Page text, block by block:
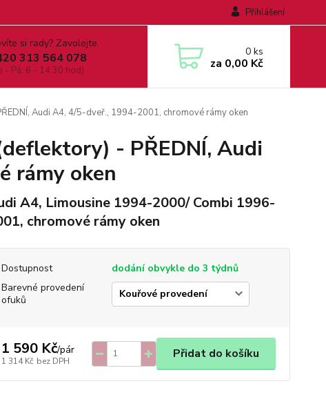
Přihlášení
si rady? Zavolejte.
313 564 078
- Pá: 6 - 14:30 hod)
0ks
za 0,00 Kč
Audi A4, 4/5-dveř., 1994-2001, chromové rámy oken
- PŘEDNÍ, Audi
rámy oken
A4, Limousine 1994-2000/ Combi 1996-
chromové rámy oken
Dostupnost
dodání obvykle do 3 týdnů
Barevné provedení
ofuků
1 590 Kč/pár
1 314 Kč bez DPH
Přidat do košíku